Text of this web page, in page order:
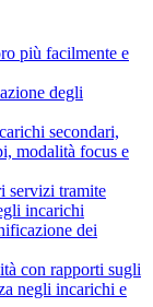
più facilmente e
degli
secondari,
modalità focus e
servizi tramite
incarichi
dei
con rapporti sugli
negli incarichi e